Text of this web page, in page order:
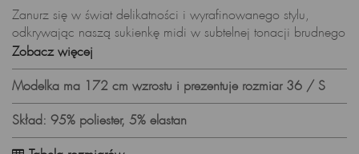
Zanurz się w świat delikatności i wyrafinowanego stylu,
odkrywając naszą sukienkę midi w subtelnej tonacji brudnego
różu. Ta sukienka to kwintesencja kobiecej elegancji,
harmonijnie łącząca klasyczny fason z nowoczesnym
designem.
Elegancka Dopasowana Góra i Dekolt w Łódkę
Dopasowana góra sukienki podkreśla naturalne kształty,
Zobacz więcej
Modelka ma 172 cm wzrostu i prezentuje rozmiar 36 / S
Skład: 95% poliester, 5% elastan